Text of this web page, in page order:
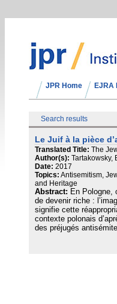
JPR Home EJRA
Search results
Le Juif à la pièce
Translated Title: The
Author(s): Tartakowsky,
Date: 2017
Topics: Antisemitism,
and Heritage
Abstract: En Pologne,
de devenir riche :
signifie cette
contexte polonais
des préjugés